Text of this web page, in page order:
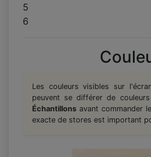
5
6
Les couleurs visibles sur
peuvent se différer de
Échantillons avant commander
exacte de stores est important